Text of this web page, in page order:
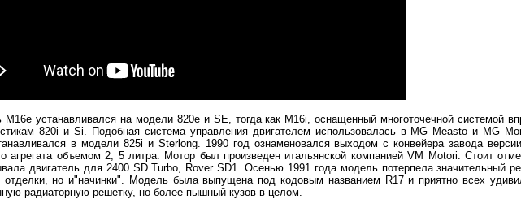
М16е устанавливался на модели 820е и SE, тогда как M16i, оснащенный многоточечной системой
820i и Si. Подобная система управления двигателем использовалась в MG Measto и MG
в модели 825i и Sterlong. 1990 год ознаменовался выходом с конвейера завода
агрегата объемом 2, 5 литра. Мотор был произведен итальянской компанией VM Motori. Стоит
двигатель для 2400 SD Turbo, Rover SD1. Осенью 1991 года модель потерпела значительный
отделки, но и"начинки". Модель была выпущена под кодовым названием R17 и приятно всех
радиаторную решетку, но более пышный кузов в целом.